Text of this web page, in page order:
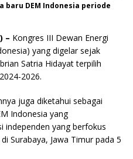
baru DEM Indonesia periode
– Kongres III Dewan Energi
yang digelar sejak
Satria Hidayat terpilih
2026.
juga diketahui sebagai
Indonesia yang
independen yang berfokus
Surabaya, Jawa Timur pada 5